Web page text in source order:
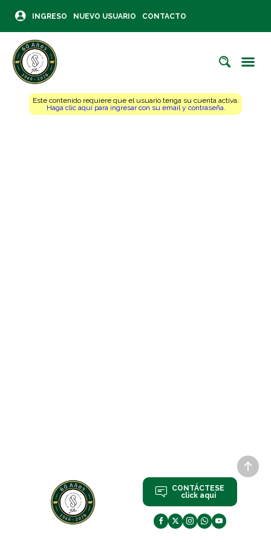
INGRESO NUEVO USUARIO CONTACTO
Este contenido requiere que el usuario tenga su cuenta activa.
Haga clic aquí para ingresar con su email y contraseña.
CONTÁCTESE
click aqui